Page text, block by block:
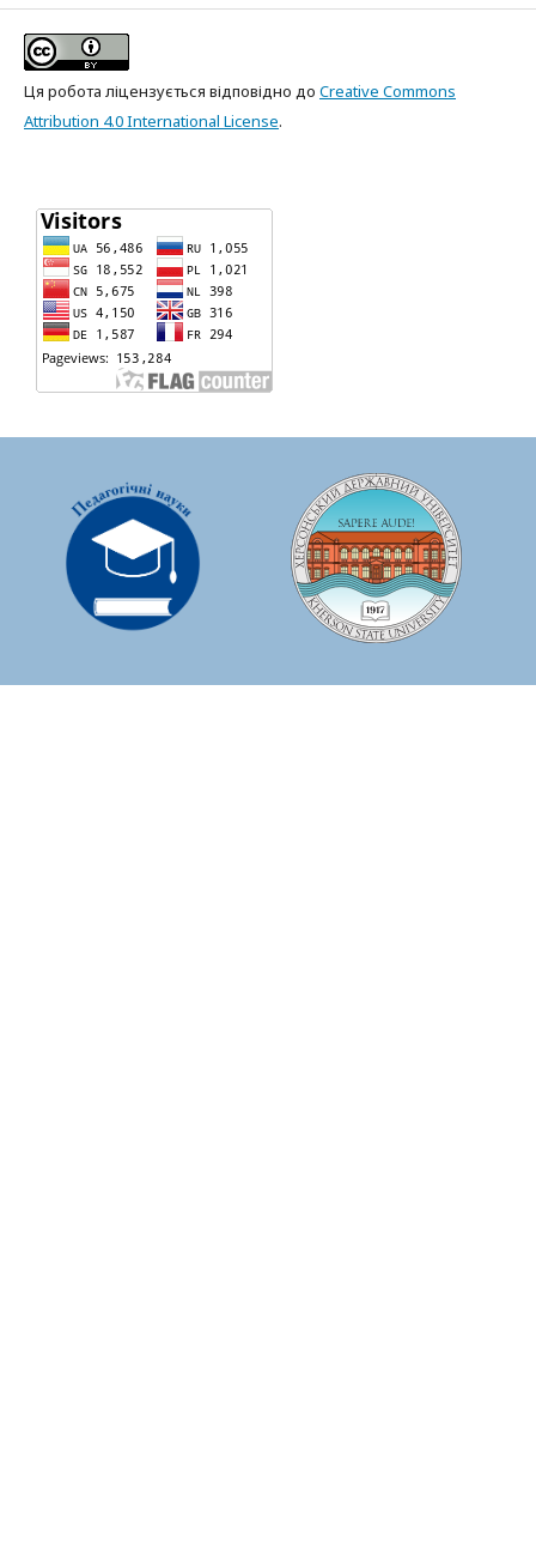
Ця робота ліцензується відповідно до Creative Commons
Attribution 4.0 International License.